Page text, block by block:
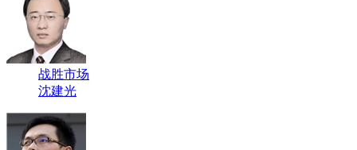
战胜市场
沈建光